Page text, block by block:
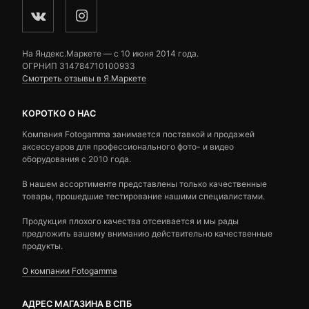
На Яндекс.Маркете — c 10 июня 2014 года.
ОГРНИП 314784710100933
Смотреть отзывы в Я.Маркете
КОРОТКО О НАС
Компания Fotogamma занимается поставкой и продажей
аксессуаров для профессионального фото- и видео
оборудования с 2010 года.
В нашем ассортименте представлены только качественные
товары, прошедшие тестирование нашими специалистами.
Продукция плохого качества отсеивается и мы рады
предложить вашему вниманию действительно качественные
продукты.
О компании Fotogamma
АДРЕС МАГАЗИНА В СПБ